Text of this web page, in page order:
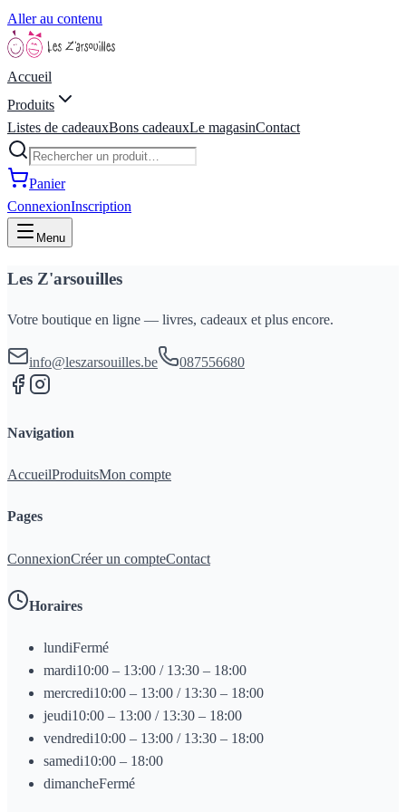
Aller au contenu
Accueil
Produits
Listes de cadeauxBons cadeauxLe magasinContact
Panier
ConnexionInscription
Menu
Les Z'arsouilles
Votre boutique en ligne — livres, cadeaux et plus encore.
info@leszarsouilles.be 087556680
Navigation
AccueilProduitsMon compte
Pages
ConnexionCréer un compteContact
Horaires
lundiFermé
mardi10:00 – 13:00 / 13:30 – 18:00
mercredi10:00 – 13:00 / 13:30 – 18:00
jeudi10:00 – 13:00 / 13:30 – 18:00
vendredi10:00 – 13:00 / 13:30 – 18:00
samedi10:00 – 18:00
dimancheFermé